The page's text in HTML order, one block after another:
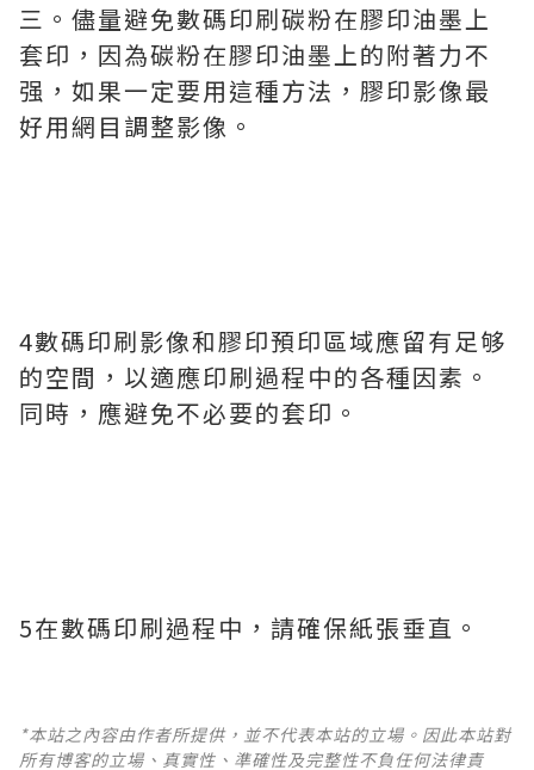
三。儘量避免數碼印刷碳粉在膠印油墨上
套印，因為碳粉在膠印油墨上的附著力不
强，如果一定要用這種方法，膠印影像最
好用網目調整影像。
4數碼印刷影像和膠印預印區域應留有足够
的空間，以適應印刷過程中的各種因素。
同時，應避免不必要的套印。
5在數碼印刷過程中，請確保紙張垂直。
*本站之內容由作者所提供，並不代表本站的立場。因此本站對
所有博客的立場、真實性、準確性及完整性不負任何法律責